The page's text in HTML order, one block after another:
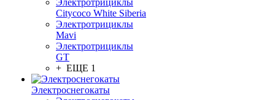
Электротрициклы
Citycoco White Siberia
Электротрициклы
Mavi
Электротрициклы
GT
+ ЕЩЕ 1
Электроснегокаты